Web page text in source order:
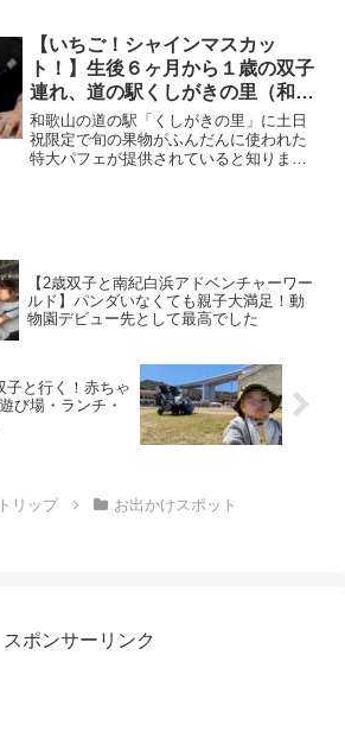
き！」というポイントをまとめます。
【いちご！シャインマスカッ
ト！】生後６ヶ月から１歳の双子
連れ、道の駅くしがきの里（和歌
山）の特大パフェを求めて！双子
のご機嫌を保つための過ごし方
和歌山の道の駅「くしがきの里」に土日
祝限定で旬の果物がふんだんに使われた
特大パフェが提供されていると知りまし
食べに行くことにしました。その時、特
大パフェと真剣に向かい合う中、どうや
って子どものご機嫌を保ったか、また道
の駅くしがきの里に生後６ヶ月から１歳
【2歳双子と南紀白浜アドベンチャーワー
ルド】パンダいなくても親子大満足！動
物園デビュー先として最高でした
子と行く！赤ちゃ
び場・ランチ・
リップ お出かけスポット
スポンサーリンク